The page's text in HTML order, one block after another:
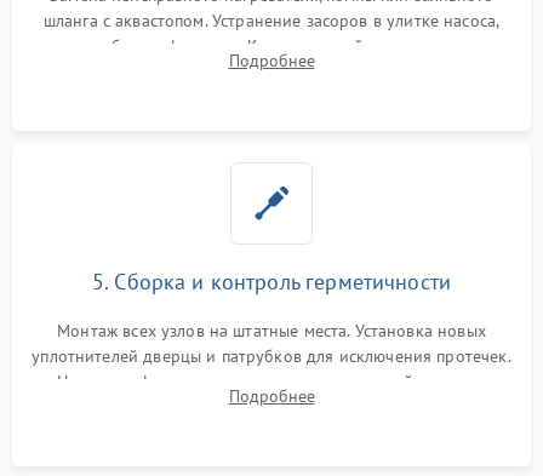
шланга с аквастопом. Устранение засоров в улитке насоса,
патрубках и фильтрах. Компонентный ремонт платы
управления, восстановление поврежденной проводки.
Подробнее
5. Сборка и контроль герметичности
Монтаж всех узлов на штатные места. Установка новых
уплотнителей дверцы и патрубков для исключения протечек.
Надежная фиксация хомутов гидравлической системы,
сборка корпуса и установка датчика поплавка.
Подробнее